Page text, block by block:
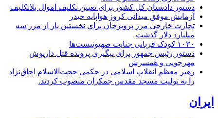
دستور دادستان کل کشور برای تعیین تکلیف اموال بلاتکلیف
آزمایش موفق میدانی کروز هواپایه حیدر
تجارت خارجی مرز پرویزخان برای نخستین بار از مرز سه
میلیارد دلار گذشت
۱۰۳۰ کودک قربانی جنایت صهیونیست‌ها
دستور رئیس جمهور برای پیگیری پرونده قتل داریوش
مهرجویی و همسرش
رهبر معظم انقلاب اسلامی در حکمی حجت‌الاسلام اجاق‌نژاد
را به تولیت مسجد مقدس جمکران منصوب کردند.
ایران